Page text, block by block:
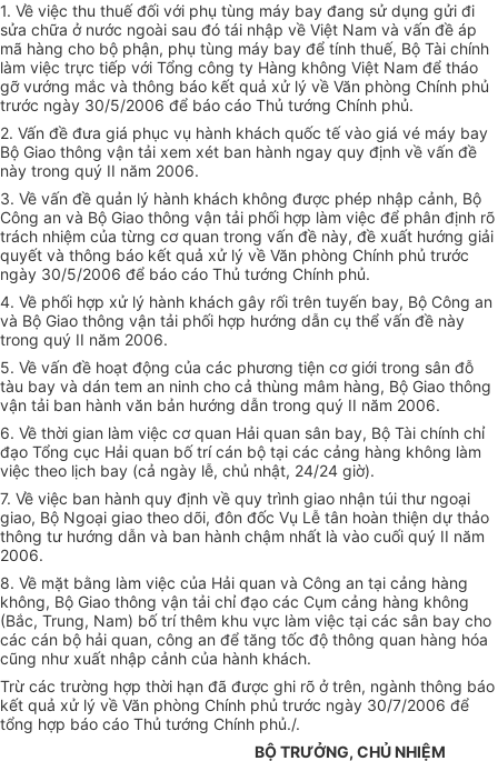
1. Về việc thu thuế đối với phụ tùng máy bay đang sử dụng gửi đi
sửa chữa ở nước ngoài sau đó tái nhập về Việt Nam và vấn đề áp
mã hàng cho bộ phận, phụ tùng máy bay để tính thuế, Bộ Tài chính
làm việc trực tiếp với Tổng công ty Hàng không Việt Nam để tháo
gỡ vướng mắc và thông báo kết quả xử lý về Văn phòng Chính phủ
trước ngày 30/5/2006 để báo cáo Thủ tướng Chính phủ.
2. Vấn đề đưa giá phục vụ hành khách quốc tế vào giá vé máy bay
Bộ Giao thông vận tải xem xét ban hành ngay quy định về vấn đề
này trong quý II năm 2006.
3. Về vấn đề quản lý hành khách không được phép nhập cảnh, Bộ
Công an và Bộ Giao thông vận tải phối hợp làm việc để phân định rõ
trách nhiệm của từng cơ quan trong vấn đề này, đề xuất hướng giải
quyết và thông báo kết quả xử lý về Văn phòng Chính phủ trước
ngày 30/5/2006 để báo cáo Thủ tướng Chính phủ.
4. Về phối hợp xử lý hành khách gây rối trên tuyến bay, Bộ Công an
và Bộ Giao thông vận tải phối hợp hướng dẫn cụ thể vấn đề này
trong quý II năm 2006.
5. Về vấn đề hoạt động của các phương tiện cơ giới trong sân đỗ
tàu bay và dán tem an ninh cho cả thùng mâm hàng, Bộ Giao thông
vận tải ban hành văn bản hướng dẫn trong quý II năm 2006.
6. Về thời gian làm việc cơ quan Hải quan sân bay, Bộ Tài chính chỉ
đạo Tổng cục Hải quan bố trí cán bộ tại các cảng hàng không làm
việc theo lịch bay (cả ngày lễ, chủ nhật, 24/24 giờ).
7. Về việc ban hành quy định về quy trình giao nhận túi thư ngoại
giao, Bộ Ngoại giao theo dõi, đôn đốc Vụ Lễ tân hoàn thiện dự thảo
thông tư hướng dẫn và ban hành chậm nhất là vào cuối quý II năm
2006.
8. Về mặt bằng làm việc của Hải quan và Công an tại cảng hàng
không, Bộ Giao thông vận tải chỉ đạo các Cụm cảng hàng không
(Bắc, Trung, Nam) bố trí thêm khu vực làm việc tại các sân bay cho
các cán bộ hải quan, công an để tăng tốc độ thông quan hàng hóa
cũng như xuất nhập cảnh của hành khách.
Trừ các trường hợp thời hạn đã được ghi rõ ở trên, ngành thông báo
kết quả xử lý về Văn phòng Chính phủ trước ngày 30/7/2006 để
tổng hợp báo cáo Thủ tướng Chính phủ./.
BỘ TRƯỞNG, CHỦ NHIỆM